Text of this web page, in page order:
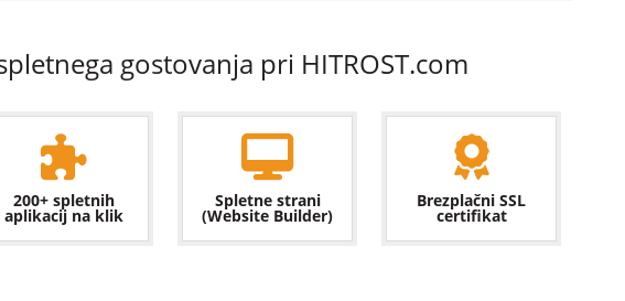
gostovanja pri HITROST.com
200+ spletnih
aplikacij na klik
Spletne strani
(Website Builder)
Brezplačni SSL
certifikat